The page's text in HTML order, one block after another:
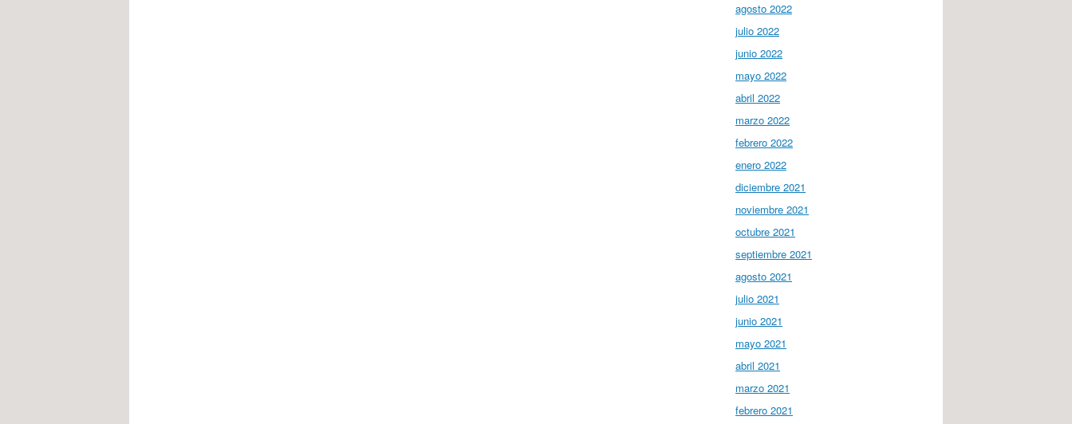
agosto 2022
julio 2022
junio 2022
mayo 2022
abril 2022
marzo 2022
febrero 2022
enero 2022
diciembre 2021
noviembre 2021
octubre 2021
septiembre 2021
agosto 2021
julio 2021
junio 2021
mayo 2021
abril 2021
marzo 2021
febrero 2021